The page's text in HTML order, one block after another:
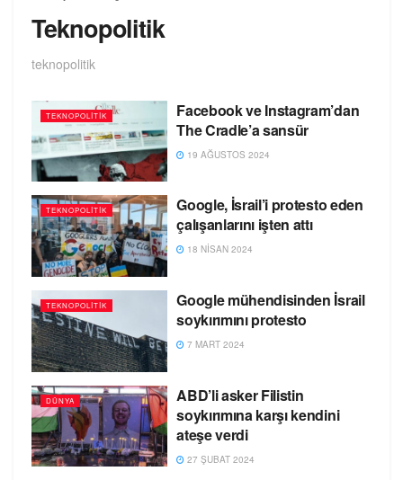
Teknopolitik
teknopolitik
TEKNOPOLITIK
Facebook ve Instagram’dan
The Cradle’a sansür
19 AĞUSTOS 2024
TEKNOPOLITIK
Google, İsrail’i protesto eden
çalışanlarını işten attı
18 NISAN 2024
TEKNOPOLITIK
Google mühendisinden İsrail
soykırımını protesto
7 MART 2024
DÜNYA
ABD’li asker Filistin
soykırımına karşı kendini
ateşe verdi
27 ŞUBAT 2024